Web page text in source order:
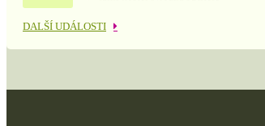
DALŠÍ UDÁLOSTI